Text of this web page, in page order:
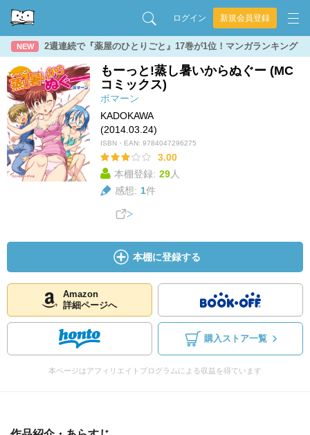
ログイン 新規会員登録
NEW 2週連続で『薬屋のひとりごと』17巻が1位！マンガランキング
もーっと!蒸し暑いからぬぐー (MC
コミックス)
ボマーン
KADOKAWA
(2014.03.24)
ISBN・EAN: 9784047296275
3.00
本棚登録: 29人
感想: 1件
本棚に登録する
Amazon
詳細ページへ
購入ストア一覧
本ページはアフィリエイトプログラムによる収益を得ています